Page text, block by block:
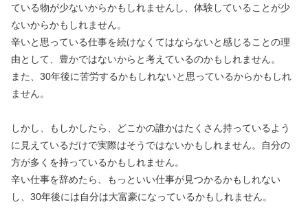
ている物が少ないからかもしれませんし、体験していることが少
ないからかもしれません。
辛いと思っている仕事を続けなくてはならないと感じることの理
由として、豊かではないからと考えているのかもしれません。
また、30年後に苦労するかもしれないと思っているからかもしれ
ません。
しかし、もしかしたら、どこかの誰かはたくさん持っているよう
に見えているだけで実際はそうではないかもしれません。自分の
方が多くを持っているかもしれません。
辛い仕事を辞めたら、もっといい仕事が見つかるかもしれない
し、30年後には自分は大富豪になっているかもしれません。